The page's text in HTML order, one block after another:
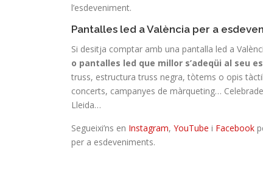
l’esdeveniment.
Pantalles led a València per a
Si desitja comptar amb una pantalla led a
o pantalles led que millor s’adeqüi al seu
truss, estructura truss negra, tòtems o opis
concerts, campanyes de màrqueting…
Lleida…
Segueixi’ns en Instagram, YouTube i Facebook
per a esdeveniments.